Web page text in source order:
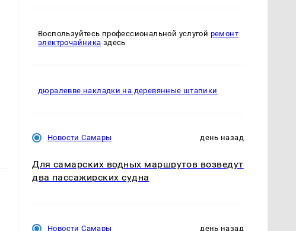
Воспользуйтесь профессиональной услугой ремонт
электрочайника здесь
дюралевве накладки на деревянные штапики
Новости Самары день назад
Для самарских водных маршрутов возведут
два пассажирских судна
Новости Самары день назад